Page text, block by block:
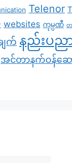
Telenor
websites ကုမ္ပဏီ တ
ျက် နည်းပည
အင်တာနက်ဝန်ဆေ